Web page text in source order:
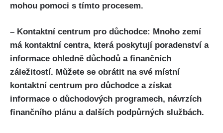
mohou pomoci s tímto procesem.
– Kontaktní centrum pro důchodce: Mnoho zemí
má kontaktní centra, která poskytují poradenství a
informace ohledně důchodů a finančních
záležitostí. Můžete se obrátit na své místní
kontaktní centrum pro důchodce a získat
informace o důchodových programech, návrzích
finančního plánu a dalších podpůrných službách.